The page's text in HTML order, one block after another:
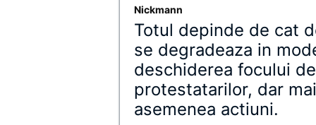
Nickmann
Totul depinde de cat
se degradeaza in
deschiderea focului
protestatarilor, dar
asemenea actiuni.